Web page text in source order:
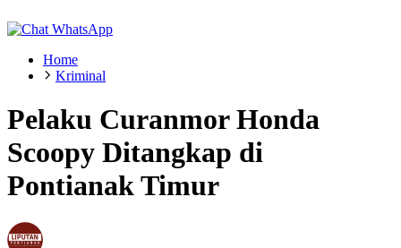
Home
Kriminal
Pelaku Curanmor Honda
Scoopy Ditangkap di
Pontianak Timur